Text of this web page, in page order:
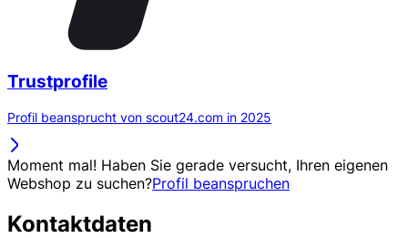
Trustprofile
Profil beansprucht von scout24.com in 2025
Moment mal! Haben Sie gerade versucht, Ihren eigenen
Webshop zu suchen?Profil beanspruchen
Kontaktdaten